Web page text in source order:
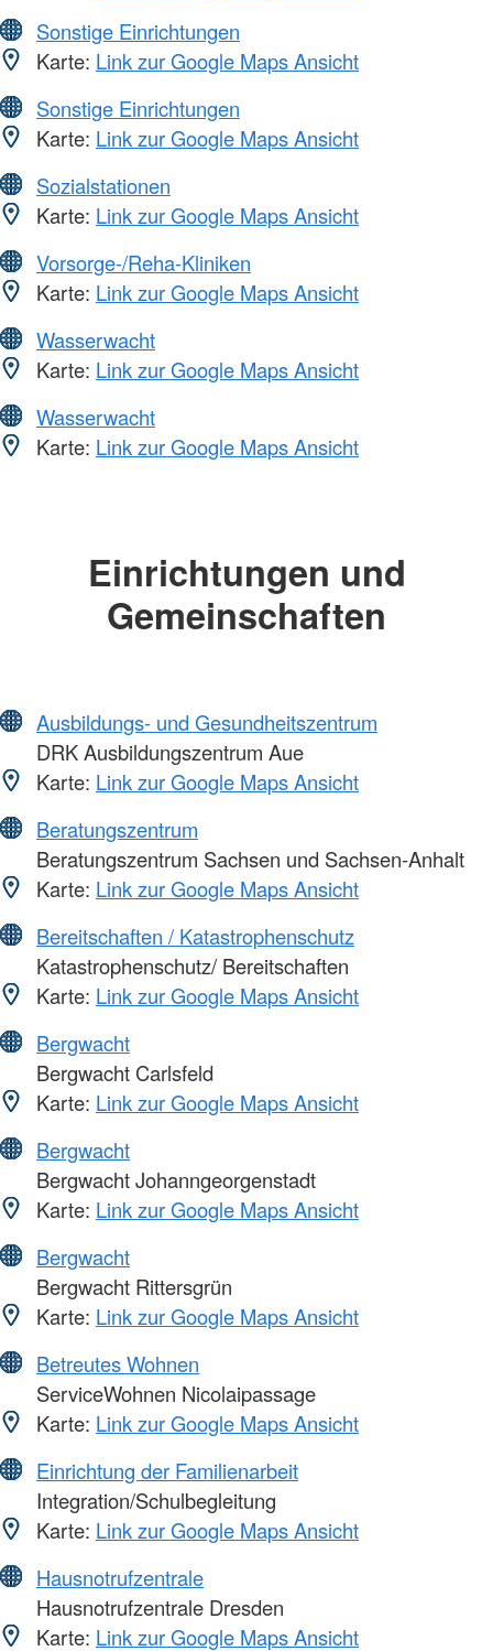
Sonstige Einrichtungen
Karte: Link zur Google Maps Ansicht
Sonstige Einrichtungen
Karte: Link zur Google Maps Ansicht
Sozialstationen
Karte: Link zur Google Maps Ansicht
Vorsorge-/Reha-Kliniken
Karte: Link zur Google Maps Ansicht
Wasserwacht
Karte: Link zur Google Maps Ansicht
Wasserwacht
Karte: Link zur Google Maps Ansicht
Einrichtungen und
Gemeinschaften
Ausbildungs- und Gesundheitszentrum
DRK Ausbildungszentrum Aue
Karte: Link zur Google Maps Ansicht
Beratungszentrum
Beratungszentrum Sachsen und Sachsen-Anhalt
Karte: Link zur Google Maps Ansicht
Bereitschaften / Katastrophenschutz
Katastrophenschutz/ Bereitschaften
Karte: Link zur Google Maps Ansicht
Bergwacht
Bergwacht Carlsfeld
Karte: Link zur Google Maps Ansicht
Bergwacht
Bergwacht Johanngeorgenstadt
Karte: Link zur Google Maps Ansicht
Bergwacht
Bergwacht Rittersgrün
Karte: Link zur Google Maps Ansicht
Betreutes Wohnen
ServiceWohnen Nicolaipassage
Karte: Link zur Google Maps Ansicht
Einrichtung der Familienarbeit
Integration/Schulbegleitung
Karte: Link zur Google Maps Ansicht
Hausnotrufzentrale
Hausnotrufzentrale Dresden
Karte: Link zur Google Maps Ansicht